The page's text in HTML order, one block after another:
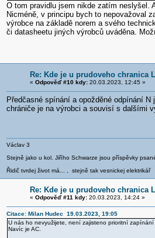
O tom pravidlu jsem nikde zatím neslyšel.
Nicméně, v principu bych to nepovažoval
výrobce na základě norem a svého
či datasheetu jiných výrobců uváděna.
Re: Kde je u prudoveho chranica
« Odpověď #10 kdy:20.03.2023, 12:45 »
Předčasné spínání a opožděné odpínání
chrániče je na výrobci a souvisí s dalšími
Václav 3
Stejně jako u kol. Jiřího Schwarze jsou příspěvky
Řidič tvrdej život má... , stejně tak vesnickej elektrikář
Re: Kde je u prudoveho chranica
« Odpověď #11 kdy:20.03.2023, 14:24 »
Citace: Milan Hudec 19.03.2023, 19:05
U nás ho nevyužijete, není zajisteno prioritní zapínání
Navíc je AC.